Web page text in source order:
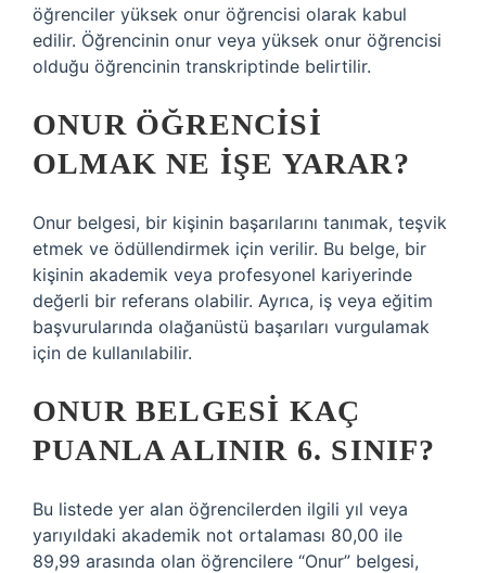
öğrenciler yüksek onur öğrencisi olarak kabul
edilir. Öğrencinin onur veya yüksek onur öğrencisi
olduğu öğrencinin transkriptinde belirtilir.
ONUR ÖĞRENCISI
OLMAK NE IŞE YARAR?
Onur belgesi, bir kişinin başarılarını tanımak, teşvik
etmek ve ödüllendirmek için verilir. Bu belge, bir
kişinin akademik veya profesyonel kariyerinde
değerli bir referans olabilir. Ayrıca, iş veya eğitim
başvurularında olağanüstü başarıları vurgulamak
için de kullanılabilir.
ONUR BELGESI KAÇ
PUANLA ALINIR 6. SINIF?
Bu listede yer alan öğrencilerden ilgili yıl veya
yarıyıldaki akademik not ortalaması 80,00 ile
89,99 arasında olan öğrencilere “Onur” belgesi,